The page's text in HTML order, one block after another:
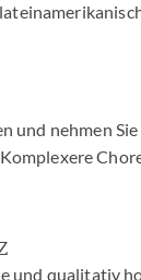
nehmen
und qualitativ